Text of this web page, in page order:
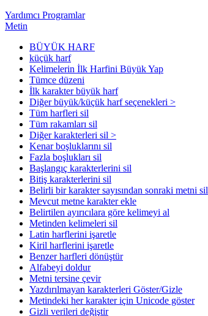
Yardımcı Programlar
Metin
BÜYÜK HARF
küçük harf
Kelimelerin İlk Harfini Büyük Yap
Tümce düzeni
İlk karakter büyük harf
Diğer büyük/küçük harf seçenekleri >
Tüm harfleri sil
Tüm rakamları sil
Diğer karakterleri sil >
Kenar boşluklarını sil
Fazla boşlukları sil
Başlangıç karakterlerini sil
Bitiş karakterlerini sil
Belirli bir karakter sayısından sonraki metni sil
Mevcut metne karakter ekle
Belirtilen ayırıcılara göre kelimeyi al
Metinden kelimeleri sil
Latin harflerini işaretle
Kiril harflerini işaretle
Benzer harfleri dönüştür
Alfabeyi doldur
Metni tersine çevir
Yazdırılmayan karakterleri Göster/Gizle
Metindeki her karakter için Unicode göster
Gizli verileri değiştir